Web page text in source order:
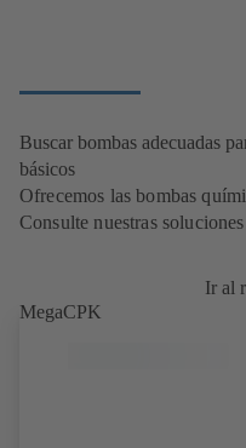
Buscar bombas adecuadas
básicos
Ofrecemos las bombas
Consulte nuestras
Ir al
MegaCPK